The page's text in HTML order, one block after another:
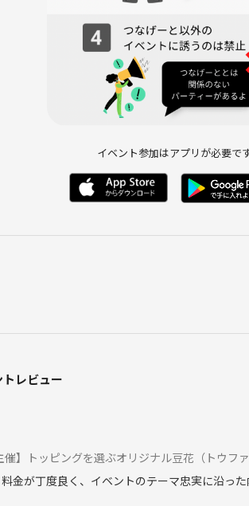
イベント参加はアプリが必要で
レビュー
催】トッピングを選ぶオリジナル豆花（トウフ
金が丁度良く、イベントのテーマ忠実に沿っ